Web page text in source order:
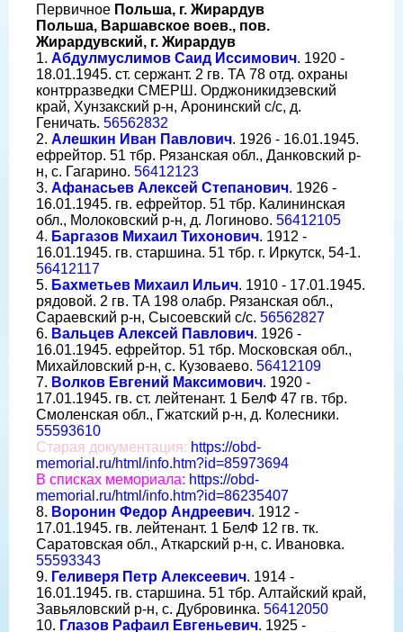
Первичное Польша, г. Жирардув
Польша, Варшавское воев., пов.
Жирардувский, г. Жирардув
1. Абдулмуслимов Саид Иссимович. 1920 -
18.01.1945. ст. сержант. 2 гв. ТА 78 отд. охраны
контрразведки СМЕРШ. Орджоникидзевский
край, Хунзакский р-н, Аронинский с/с, д.
Геничать. 56562832
2. Алешкин Иван Павлович. 1926 - 16.01.1945.
ефрейтор. 51 тбр. Рязанская обл., Данковский р-
н, с. Гагарино. 56412123
3. Афанасьев Алексей Степанович. 1926 -
16.01.1945. гв. ефрейтор. 51 тбр. Калининская
обл., Молоковский р-н, д. Логиново. 56412105
4. Баргазов Михаил Тихонович. 1912 -
16.01.1945. гв. старшина. 51 тбр. г. Иркутск, 54-1.
56412117
5. Бахметьев Михаил Ильич. 1910 - 17.01.1945.
рядовой. 2 гв. ТА 198 олабр. Рязанская обл.,
Сараевский р-н, Сысоевский с/с. 56562827
6. Вальцев Алексей Павлович. 1926 -
16.01.1945. ефрейтор. 51 тбр. Московская обл.,
Михайловский р-н, с. Кузоваево. 56412109
7. Волков Евгений Максимович. 1920 -
17.01.1945. гв. ст. лейтенант. 1 БелФ 47 гв. тбр.
Смоленская обл., Гжатский р-н, д. Колесники.
55593610
Старая документация: https://obd-
memorial.ru/html/info.htm?id=85973694
В списках мемориала: https://obd-
memorial.ru/html/info.htm?id=86235407
8. Воронин Федор Андреевич. 1912 -
17.01.1945. гв. лейтенант. 1 БелФ 12 гв. тк.
Саратовская обл., Аткарский р-н, с. Ивановка.
55593343
9. Геливеря Петр Алексеевич. 1914 -
16.01.1945. гв. старшина. 51 тбр. Алтайский край,
Завьяловский р-н, с. Дубровинка. 56412050
10. Глазов Рафаил Евгеньевич. 1925 -